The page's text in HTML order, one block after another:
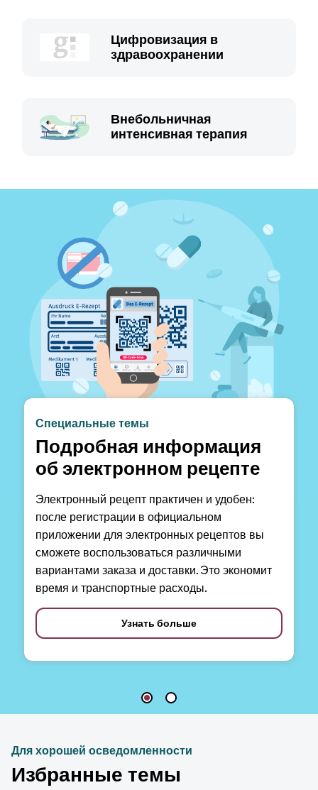
Цифровизация в
здравоохранении
Внебольничная
интенсивная терапия
Специальные темы
Подробная информация
об электронном рецепте
Электронный рецепт практичен и удобен:
после регистрации в официальном
приложении для электронных рецептов вы
сможете воспользоваться различными
вариантами заказа и доставки. Это экономит
время и транспортные расходы.
Узнать больше
Для хорошей осведомленности
Избранные темы